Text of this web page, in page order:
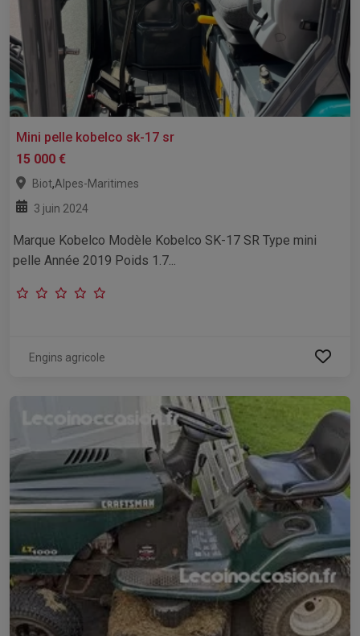
Mini pelle kobelco sk-17 sr
15 000 €
Biot,Alpes-Maritimes
3 juin 2024
Marque Kobelco Modèle Kobelco SK-17 SR Type mini
pelle Année 2019 Poids 1.7...
Engins agricole